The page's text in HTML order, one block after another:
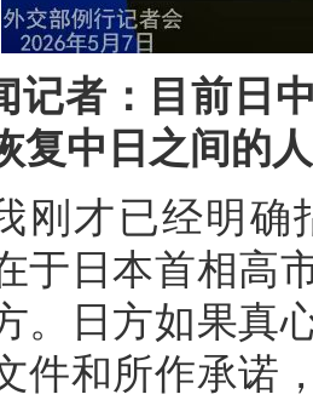
记者：目前日
复中日之间的
刚才已经明确
于日本首相高
。日方如果真
件和所作承诺